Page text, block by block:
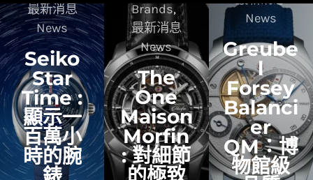
最新消息
News
Seiko
Star
Time :
顯示一
百萬小
時的腕
Brands
最新消息
News
The
One
Maison
Morfin
: 對細節
的極致
News
Greube
l
Forsey
Balanci
er
QM：博
物館級